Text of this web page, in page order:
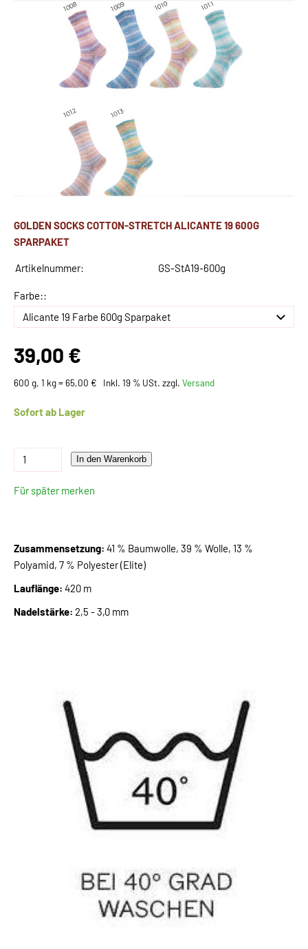
GOLDEN SOCKS COTTON-STRETCH ALICANTE 19 600G
SPARPAKET
Artikelnummer: GS-StA19-600g
Farbe::
39,00 €
600 g, 1 kg = 65,00 € Inkl. 19 % USt. zzgl. Versand
Sofort ab Lager
In den Warenkorb
Für später merken
Zusammensetzung: 41 % Baumwolle, 39 % Wolle, 13 %
Polyamid, 7 % Polyester (Elite)
Lauflänge: 420 m
Nadelstärke: 2,5 - 3,0 mm